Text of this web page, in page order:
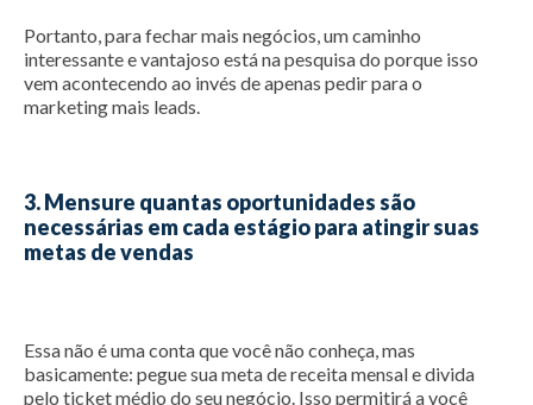
Portanto, para fechar mais negócios, um caminho
interessante e vantajoso está na pesquisa do porque isso
vem acontecendo ao invés de apenas pedir para o
marketing mais leads.
3. Mensure quantas oportunidades são
necessárias em cada estágio para atingir suas
metas de vendas
Essa não é uma conta que você não conheça, mas
basicamente: pegue sua meta de receita mensal e divida
pelo ticket médio do seu negócio. Isso permitirá a você